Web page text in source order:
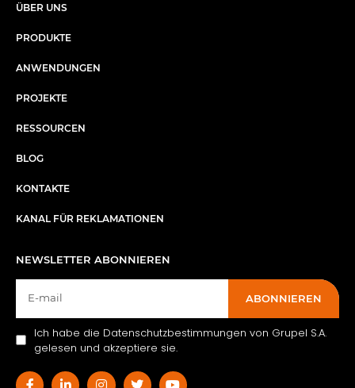
ÜBER UNS​
PRODUKTE
ANWENDUNGEN
PROJEKTE
RESSOURCEN
BLOG
KONTAKTE
KANAL FÜR REKLAMATIONEN
NEWSLETTER ABONNIEREN
ABONNIEREN
Ich habe die Datenschutzbestimmungen von Grupel S.A.
gelesen und akzeptiere sie.